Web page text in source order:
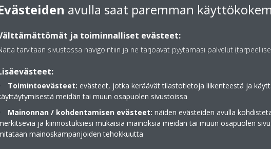
putkiliike@gmail.com
avulla saat paremman
ja toiminnalliset evästeet:
tarvitaan sivustossa navigointiin ja ne tarjoavat pyytämäsi palvelut
Toimintoevästeet: evästeet, jotka keräävät tilastotietoja liikenteestä ja
meidän tai muun osapuolen sivustoissa
Mainonnan / kohdentamisen evästeet: näiden evästeiden avulla
ja kiinnostuksiesi mukaisia mainoksia meidän tai muun osapuolen
mainoskampanjoiden tehokkuutta